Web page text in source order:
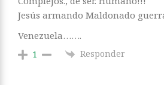
Jesús armando Maldonado
Venezuela…….
1 Responder